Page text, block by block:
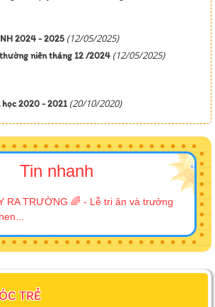
NH 2024 - 2025 (12/05/2025)
niên tháng 12 /2024 (12/05/2025)
học 2020 - 2021 (20/10/2020)
Tin nhanh
RA TRƯỜNG 🌈 - Lễ tri ân và trưởng
TRẺ